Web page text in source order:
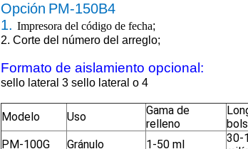
Opción PM-150B4
1. Impresora del código de fecha;
2. Corte del número del arreglo;
Formato de aislamiento opcional:
sello lateral 3 sello lateral o 4
Modelo Uso
Gama de
relleno
PM-100G
Gránulo 1-50 ml
30-